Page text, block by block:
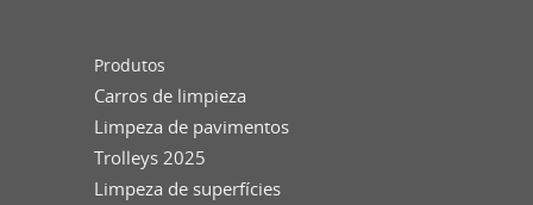
Produtos
Carros de limpieza
Limpeza de pavimentos
Trolleys 2025
Limpeza de superfícies